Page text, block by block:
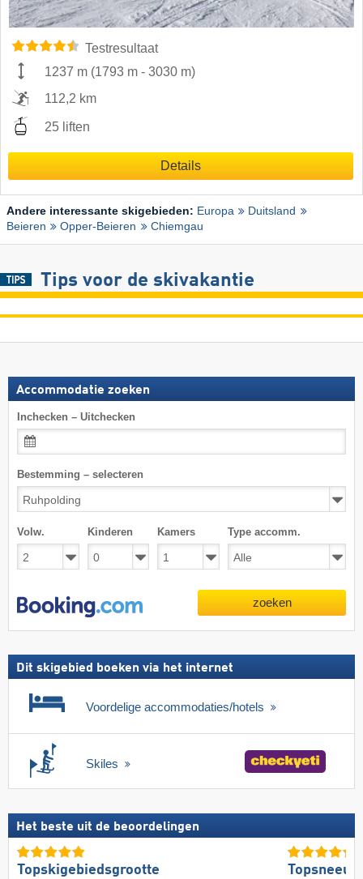
Testresultaat
1237 m (1793 m - 3030 m)
112,2 km
25 liften
Details
Andere interessante skigebieden: Europa
Duitsland
Beieren
Opper-Beieren Chiemgau
Tips voor de skivakantie
Accommodatie zoeken
Inchecken – Uitchecken
Bestemming – selecteren
Volw. Kinderen Kamers Type accomm.
zoeken
Dit skigebied boeken via het internet
Voordelige accommodaties/hotels
Skiles
Het beste uit de beoordelingen
Topskigebiedsgrootte